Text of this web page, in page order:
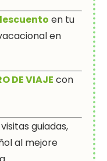
en tu
en
DE VIAJE con
guiadas,
al mejore